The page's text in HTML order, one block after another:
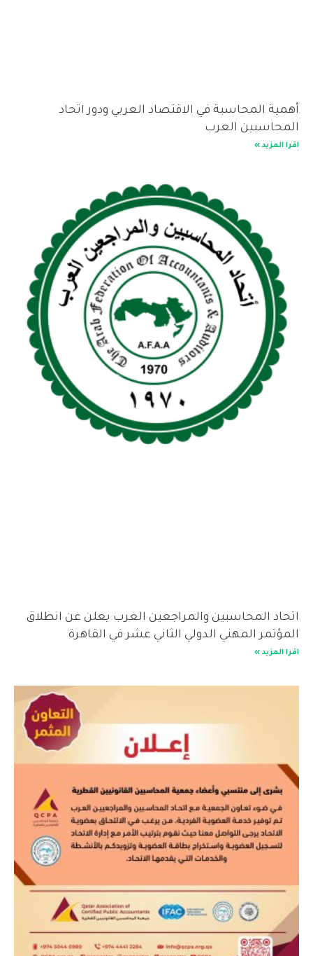
أهمية المحاسبة في الاقتصاد العربي ودور اتحاد
المحاسبين العرب
اقرا المزيد »
اتحاد المحاسبين والمراجعين العرب يعلن عن انطلاق
المؤتمر المهني الدولي الثاني عشر في القاهرة
اقرا المزيد »